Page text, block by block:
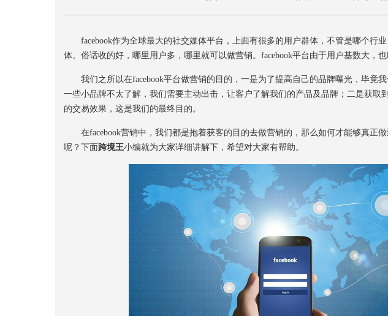
facebook作为全球最大的社交媒体平台，上面有很多的用户群体，不管是哪个行业
体。俗话收的好，哪里用户多，哪里就可以做营销。facebook平台由于用户基数大，
我们之所以在facebook平台做营销的目的，一是为了提高自己的品牌曝光，毕竟
一些小品牌不太了解，我们需要主动出击，让客户了解我们的产品及品牌；二是获取
的交易效果，这是我们的最终目的。
在facebook营销中，我们都是抱着获客的目的去做营销的，那么如何才能够真正
呢？下面跨境王小编就为大家详细讲解下，希望对大家有帮助。